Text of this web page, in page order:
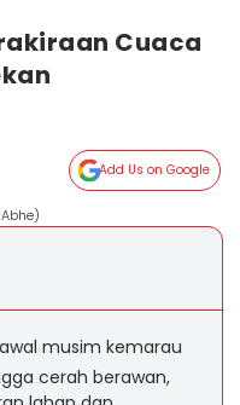
Cuaca
Add Us on Google
musim kemarau
cerah berawan,